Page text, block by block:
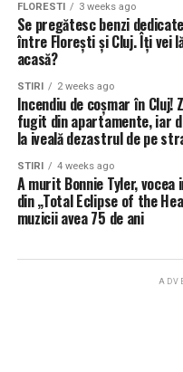
FLORESTI 3 weeks ago
Se pregătesc benzi
între Florești și Cluj. Îți vei
acasă?
STIRI 2 weeks ago
Incendiu de coșmar în Cluj!
fugit din apartamente, iar
la iveală dezastrul de pe
STIRI 4 weeks ago
A murit Bonnie Tyler, vocea
din „Total Eclipse of the
muzicii avea 75 de ani